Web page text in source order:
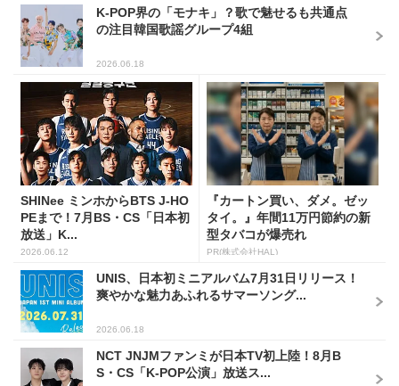
K-POP界の「モナキ」？歌で魅せるも共通点
の注目韓国歌謡グループ4組
2026.06.18
SHINee ミンホからBTS J-HO
PEまで！7月BS・CS「日本初
放送」K...
2026.06.12
『カートン買い、ダメ。ゼッ
タイ。』年間11万円節約の新
型タバコが爆売れ
PR(株式会社HAL)
UNIS、日本初ミニアルバム7月31日リリース！
爽やかな魅力あふれるサマーソング...
2026.06.18
NCT JNJMファンミが日本TV初上陸！8月B
S・CS「K-POP公演」放送ス...